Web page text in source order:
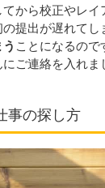
から校正やレ
提出が遅れてし
ことになるので
ご連絡を入れま
事の探し方